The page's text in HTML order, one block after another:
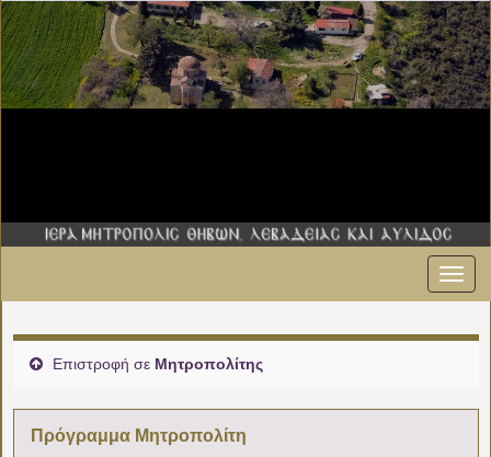
Επιστροφή σε Μητροπολίτης
Πρόγραμμα Μητροπολίτη